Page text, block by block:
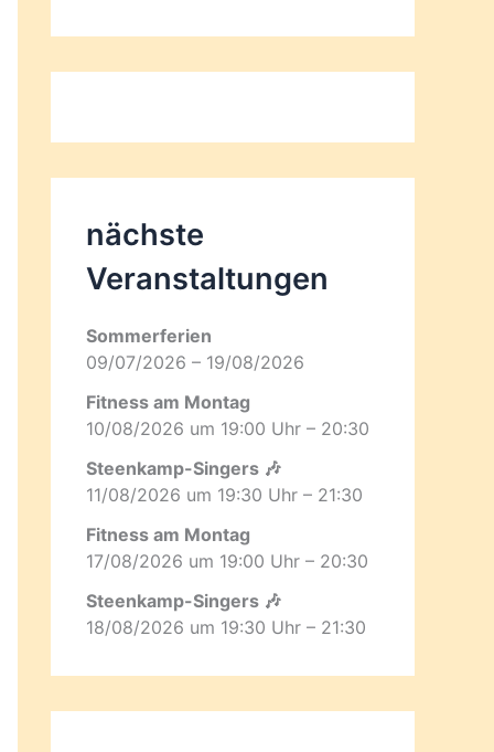
nächste
Veranstaltungen
Sommerferien
09/07/2026 – 19/08/2026
Fitness am Montag
10/08/2026 um 19:00 Uhr – 20:30
Steenkamp-Singers 🎶
11/08/2026 um 19:30 Uhr – 21:30
Fitness am Montag
17/08/2026 um 19:00 Uhr – 20:30
Steenkamp-Singers 🎶
18/08/2026 um 19:30 Uhr – 21:30